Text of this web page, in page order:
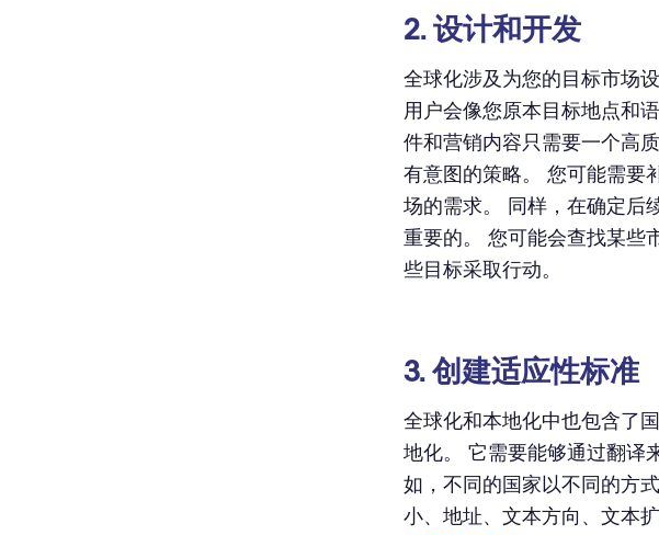
2. 设计和开发
全球化涉及为您的目标市场
用户会像您原本目标地点和
件和营销内容只需要一个高
有意图的策略。 您可能需要
场的需求。 同样，在确定后
重要的。 您可能会查找某些
些目标采取行动。
3. 创建适应性标准
全球化和本地化中也包含了
地化。 它需要能够通过翻译
如，不同的国家以不同的方
小、地址、文本方向、文本